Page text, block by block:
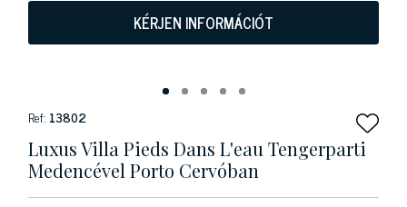
KÉRJEN INFORMÁCIÓT
Ref: 13802
Luxus Villa Pieds Dans L'eau Tengerparti
Medencével Porto Cervóban